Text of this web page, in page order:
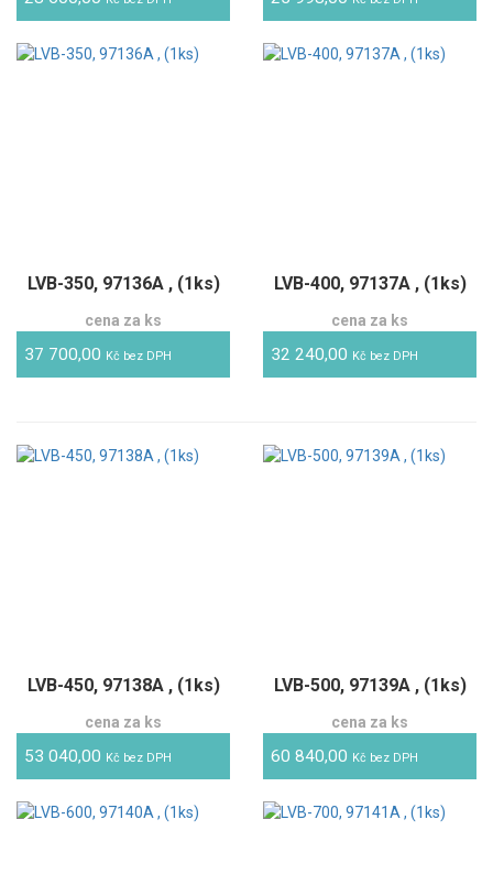
LVB-350, 97136A , (1ks)
cena za ks
37 700,00 Kč bez DPH
LVB-400, 97137A , (1ks)
cena za ks
32 240,00 Kč bez DPH
LVB-450, 97138A , (1ks)
cena za ks
53 040,00 Kč bez DPH
LVB-500, 97139A , (1ks)
cena za ks
60 840,00 Kč bez DPH